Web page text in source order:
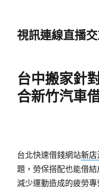
視訊連線直播
台中搬家針
合新竹汽車
台北快速借錢網站新
題，勞保搭配也能借
減少運動造成的疲勞